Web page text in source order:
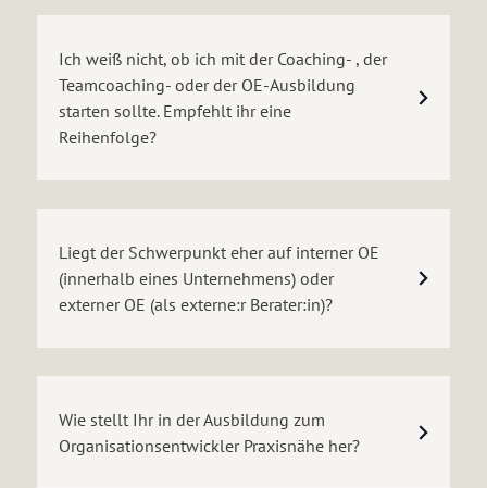
Ich weiß nicht, ob ich mit der Coaching- , der
Teamcoaching- oder der OE-Ausbildung
starten sollte. Empfehlt ihr eine
Reihenfolge?
Liegt der Schwerpunkt eher auf interner OE
(innerhalb eines Unternehmens) oder
externer OE (als externe:r Berater:in)?
Wie stellt Ihr in der Ausbildung zum
Organisationsentwickler Praxisnähe her?